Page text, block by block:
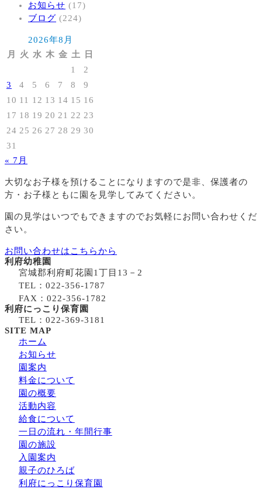
お知らせ (17)
ブログ (224)
2026年8月
月
火 水 木 金 土
日
1
2
3
4 5 6 7 8
9
10 11 12 13 14 15 16
17 18 19 20 21 22 23
24 25 26 27 28 29 30
31
« 7月
大切なお子様を預けることになりますので是非、保護者の
方・お子様ともに園を見学してみてください。
園の見学はいつでもできますのでお気軽にお問い合わせくだ
さい。
お問い合わせはこちらから
利府幼稚園
宮城郡利府町花園1丁目13－2
TEL：022-356-1787
FAX：022-356-1782
利府にっこり保育園
TEL：022-369-3181
SITE MAP
ホーム
お知らせ
園案内
料金について
園の概要
活動内容
給食について
一日の流れ・年間行事
園の施設
入園案内
親子のひろば
利府にっこり保育園